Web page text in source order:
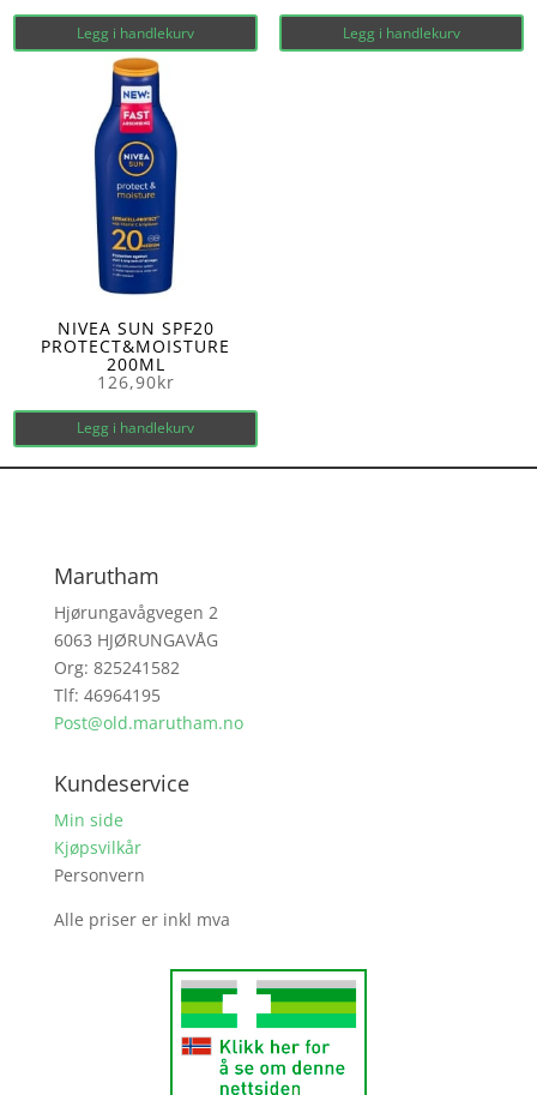
Legg i handlekurv Legg i handlekurv
NIVEA SUN SPF20
PROTECT&MOISTURE
200ML
126,90kr
Legg i handlekurv
Marutham
Hjørungavågvegen 2
6063 HJØRUNGAVÅG
Org: 825241582
Tlf: 46964195
Post@old.marutham.no
Kundeservice
Min side
Kjøpsvilkår
Personvern
Alle priser er inkl mva